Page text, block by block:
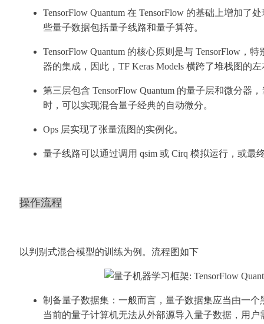
TensorFlow Quantum 在 TensorFlow 的基础上增加了
些量子数据包括量子线路和量子算符。
TensorFlow Quantum 的核心原则是与 TensorFlow，
器的集成，因此，TF Keras Models 横跨了堆栈图的
第三层包含 TensorFlow Quantum 的量子层和微分器
时，可以实现混合量子经典的自动微分。
Ops 层实现了张量流图的实例化。
量子线路可以通过调用 qsim 或 Cirq 模拟运行，或最
操作流程
以判别式混合模型的训练为例。流程图如下
制备量子数据集：一般而言，量子数据集应当由一个
当前的量子计算机无法从外部源导入量子数据，用户